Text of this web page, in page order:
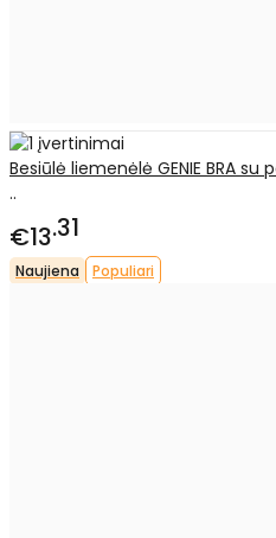
Besiūlė liemenėlė GENIE BRA su
..
€13 31
Naujiena Populiari